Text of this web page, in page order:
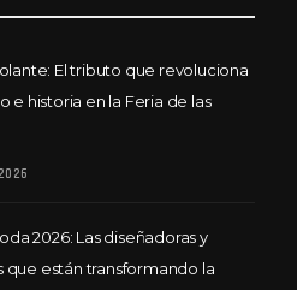
El tributo que revoluciona
e historia en la Feria de las
2026: Las diseñadoras y
que están transformando la